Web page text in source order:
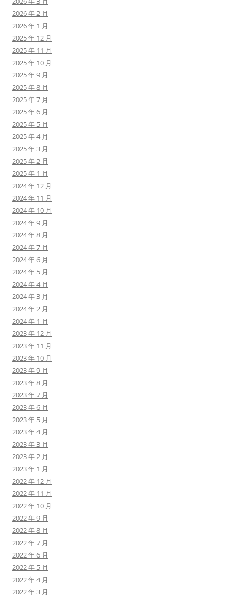
2026 年 2 月
2026 年 1 月
2025 年 12 月
2025 年 11 月
2025 年 10 月
2025 年 9 月
2025 年 8 月
2025 年 7 月
2025 年 6 月
2025 年 5 月
2025 年 4 月
2025 年 3 月
2025 年 2 月
2025 年 1 月
2024 年 12 月
2024 年 11 月
2024 年 10 月
2024 年 9 月
2024 年 8 月
2024 年 7 月
2024 年 6 月
2024 年 5 月
2024 年 4 月
2024 年 3 月
2024 年 2 月
2024 年 1 月
2023 年 12 月
2023 年 11 月
2023 年 10 月
2023 年 9 月
2023 年 8 月
2023 年 7 月
2023 年 6 月
2023 年 5 月
2023 年 4 月
2023 年 3 月
2023 年 2 月
2023 年 1 月
2022 年 12 月
2022 年 11 月
2022 年 10 月
2022 年 9 月
2022 年 8 月
2022 年 7 月
2022 年 6 月
2022 年 5 月
2022 年 4 月
2022 年 3 月